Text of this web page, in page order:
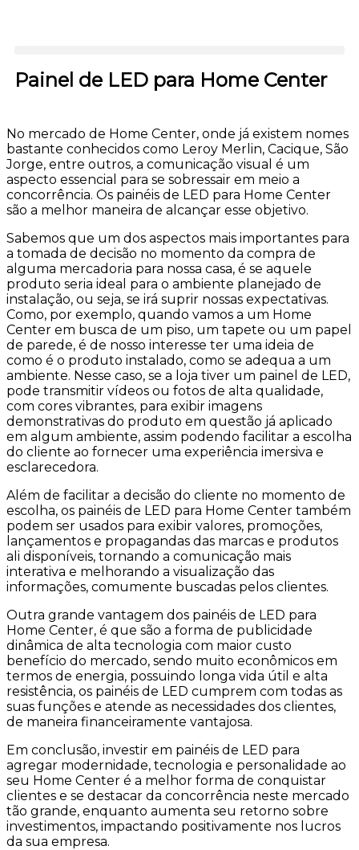
Painel de LED para Home Center
No mercado de Home Center, onde já existem nomes
bastante conhecidos como Leroy Merlin, Cacique, São
Jorge, entre outros, a comunicação visual é um
aspecto essencial para se sobressair em meio a
concorrência. Os painéis de LED para Home Center
são a melhor maneira de alcançar esse objetivo.
Sabemos que um dos aspectos mais importantes para
a tomada de decisão no momento da compra de
alguma mercadoria para nossa casa, é se aquele
produto seria ideal para o ambiente planejado de
instalação, ou seja, se irá suprir nossas expectativas.
Como, por exemplo, quando vamos a um Home
Center em busca de um piso, um tapete ou um papel
de parede, é de nosso interesse ter uma ideia de
como é o produto instalado, como se adequa a um
ambiente. Nesse caso, se a loja tiver um painel de LED,
pode transmitir vídeos ou fotos de alta qualidade,
com cores vibrantes, para exibir imagens
demonstrativas do produto em questão já aplicado
em algum ambiente, assim podendo facilitar a escolha
do cliente ao fornecer uma experiência imersiva e
esclarecedora.
Além de facilitar a decisão do cliente no momento de
escolha, os painéis de LED para Home Center também
podem ser usados para exibir valores, promoções,
lançamentos e propagandas das marcas e produtos
ali disponíveis, tornando a comunicação mais
interativa e melhorando a visualização das
informações, comumente buscadas pelos clientes.
Outra grande vantagem dos painéis de LED para
Home Center, é que são a forma de publicidade
dinâmica de alta tecnologia com maior custo
benefício do mercado, sendo muito econômicos em
termos de energia, possuindo longa vida útil e alta
resistência, os painéis de LED cumprem com todas as
suas funções e atende as necessidades dos clientes,
de maneira financeiramente vantajosa.
Em conclusão, investir em painéis de LED para
agregar modernidade, tecnologia e personalidade ao
seu Home Center é a melhor forma de conquistar
clientes e se destacar da concorrência neste mercado
tão grande, enquanto aumenta seu retorno sobre
investimentos, impactando positivamente nos lucros
da sua empresa.